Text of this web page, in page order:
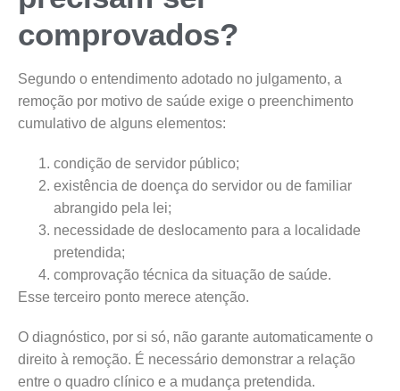
comprovados?
Segundo o entendimento adotado no julgamento, a
remoção por motivo de saúde exige o preenchimento
cumulativo de alguns elementos:
condição de servidor público;
existência de doença do servidor ou de familiar
abrangido pela lei;
necessidade de deslocamento para a localidade
pretendida;
comprovação técnica da situação de saúde.
Esse terceiro ponto merece atenção.
O diagnóstico, por si só, não garante automaticamente o
direito à remoção. É necessário demonstrar a relação
entre o quadro clínico e a mudança pretendida.